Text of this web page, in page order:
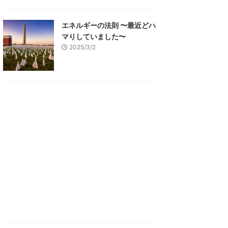
エネルギーの法則 〜最近どハ
マりしていました〜
2025/3/2